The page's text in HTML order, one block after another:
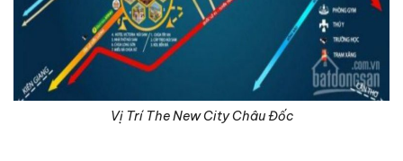
Vị Trí The New City Châu Đốc